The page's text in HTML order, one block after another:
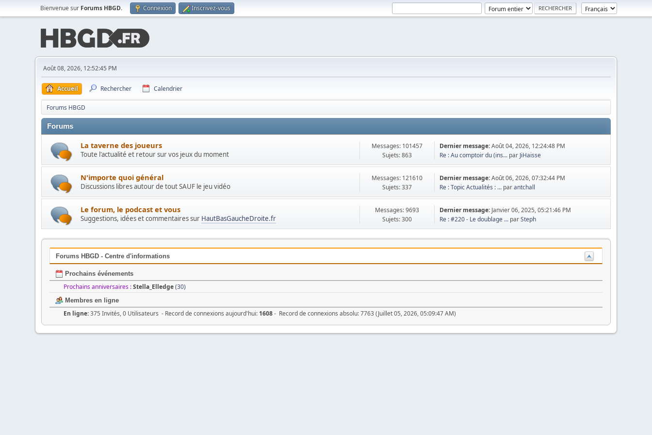
Bienvenue sur Forums HBGD. Connexion Inscrivez-vous
Août 08, 2026, 12:52:45 PM
Accueil Rechercher Calendrier
Forums HBGD
Forums
La taverne des joueurs
Toute l'actualité et retour sur vos jeux du moment
Messages: 101457
Sujets: 863
Dernier message:Août 04, 2026, 12:24:48 PM
Re : Au comptoir du (ins... par JiHaisse
N'importe quoi général
Discussions libres autour de tout SAUF le jeu vidéo
Messages: 121610
Sujets: 337
Dernier message:Août 06, 2026, 07:32:44 PM
Re : Topic Actualités : ... parantchall
Le forum, le podcast et vous
Suggestions, idées et commentaires sur HautBasGaucheDroite.fr
Messages: 9693
Sujets: 300
Dernier message: Janvier 06, 2025, 05:21:46 PM
Re : #220 - Le doublage ... parSteph
Forums HBGD - Centre d'informations
Prochains événements
Prochains anniversaires :Stella_Elledge(30)
Membres en ligne
En ligne:375 Invités, 0 Utilisateurs - Record de connexions aujourd'hui: 1608- Record de connexions absolu: 7763 (Juillet 05, 2026, 05:09:47 AM)